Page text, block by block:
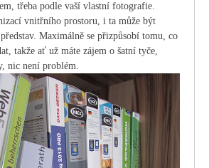
třeba podle vaší vlastní fotografie.
vnitřního prostoru, i ta může být
Maximálně se přizpůsobí tomu, co
takže ať už máte zájem o šatní tyče,
nic není problém.